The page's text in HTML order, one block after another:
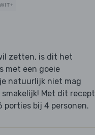
zetten, is dit het
met een goeie
natuurlijk niet mag
Met dit recept
porties bij 4 personen.